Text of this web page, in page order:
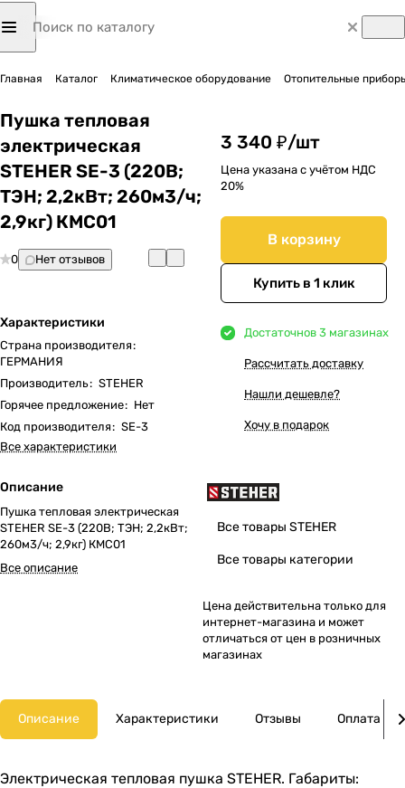
Главная Каталог Климатическое оборудование Отопительные
Пушка тепловая
электрическая
STEHER SE-3 (220В;
ТЭН; 2,2кВт; 260м3/ч;
2,9кг) КМС01
0 Нет отзывов
Характеристики
Страна производителя:
ГЕРМАНИЯ
Производитель: STEHER
Горячее предложение: Нет
Код производителя: SE-3
Все характеристики
Описание
Пушка тепловая электрическая
STEHER SE-3 (220В; ТЭН; 2,2кВт;
260м3/ч; 2,9кг) КМС01
Все описание
3 340 ₽/шт
Цена указана с учётом НДС
20%
В корзину
Купить в 1 клик
Достаточнов 3 магазинах
Рассчитать доставку
Нашли дешевле?
Хочу в подарок
Все товары STEHER
Все товары категории
Цена действительна только для
интернет-магазина и может
отличаться от цен в розничных
магазинах
Описание Характеристики Отзывы Оплата
Электрическая тепловая пушка STEHER. Габариты: